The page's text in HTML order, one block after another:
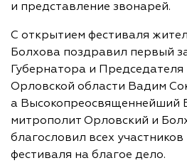
и представление звонарей.
С открытием фестиваля
Болхова поздравил первый
Губернатора и
Орловской области Вадим
а Высокопреосвященнейший
митрополит Орловский и
благословил всех
фестиваля на благое дело.